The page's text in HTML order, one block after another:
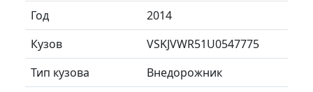
Год
2014
Кузов
VSKJVWR51U0547775
Тип кузова
Внедорожник